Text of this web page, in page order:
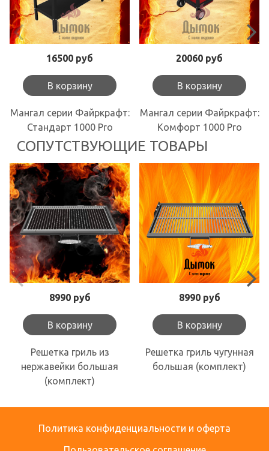
16500 руб
В корзину
Мангал серии Файркрафт:
Стандарт 1000 Pro
20060 руб
В корзину
Мангал серии Файркрафт:
Комфорт 1000 Pro
СОПУТСТВУЮЩИЕ ТОВАРЫ
8990 руб
В корзину
Решетка гриль из
нержавейки большая
(комплект)
8990 руб
В корзину
Решетка гриль чугунная
большая (комплект)
Политика конфиденциальности и оферта